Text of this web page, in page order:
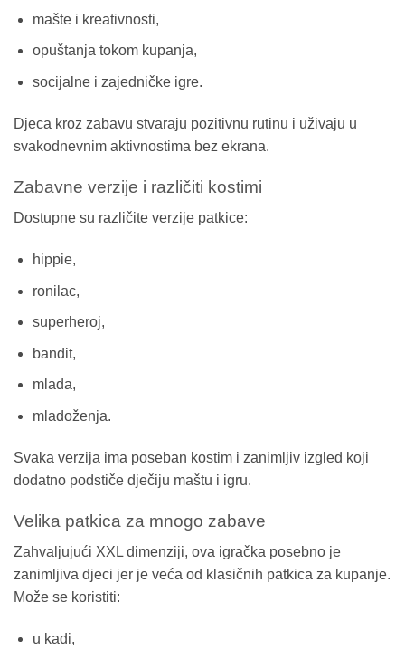
mašte i kreativnosti,
opuštanja tokom kupanja,
socijalne i zajedničke igre.
Djeca kroz zabavu stvaraju pozitivnu rutinu i uživaju u
svakodnevnim aktivnostima bez ekrana.
Zabavne verzije i različiti kostimi
Dostupne su različite verzije patkice:
hippie,
ronilac,
superheroj,
bandit,
mlada,
mladoženja.
Svaka verzija ima poseban kostim i zanimljiv izgled koji
dodatno podstiče dječiju maštu i igru.
Velika patkica za mnogo zabave
Zahvaljujući XXL dimenziji, ova igračka posebno je
zanimljiva djeci jer je veća od klasičnih patkica za kupanje.
Može se koristiti:
u kadi,